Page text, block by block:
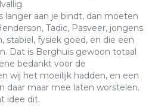
langer aan je bindt, dan moeten
Tadic, Pasveer, jongens
stabiel, fysiek goed, en die een
Dat is Berghuis gewoon totaal
bedankt voor de
wij het moeilijk hadden, en een
daar maar mee laten worstelen.
idee dit.